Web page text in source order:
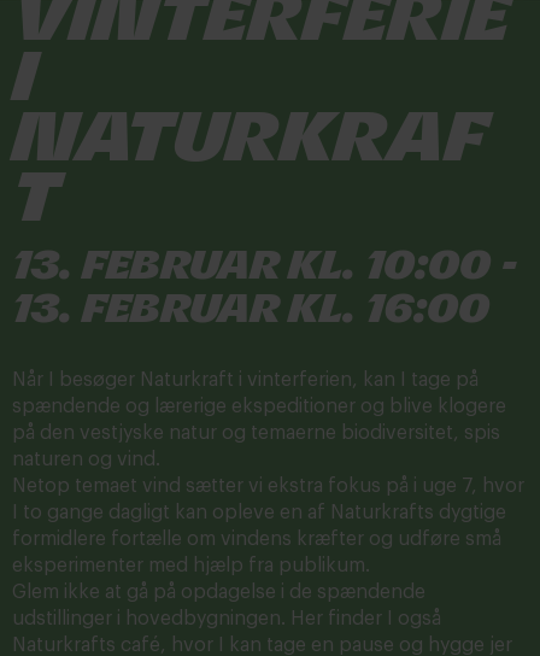
i
Naturkraf
t
13. februar kl. 10:00 -
13. februar kl. 16:00
Når I besøger Naturkraft i vinterferien, kan I tage på
spændende og lærerige ekspeditioner og blive klogere
på den vestjyske natur og temaerne biodiversitet, spis
naturen og vind.
Netop temaet vind sætter vi ekstra fokus på i uge 7, hvor
I to gange dagligt kan opleve en af Naturkrafts dygtige
formidlere fortælle om vindens kræfter og udføre små
eksperimenter med hjælp fra publikum.
Glem ikke at gå på opdagelse i de spændende
udstillinger i hovedbygningen. Her finder I også
Naturkrafts café, hvor I kan tage en pause og hygge jer